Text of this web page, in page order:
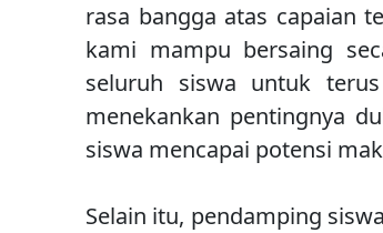
rasa bangga atas capaian
kami mampu bersaing
seluruh siswa untuk
menekankan pentingnya
siswa mencapai potensi
Selain itu, pendamping